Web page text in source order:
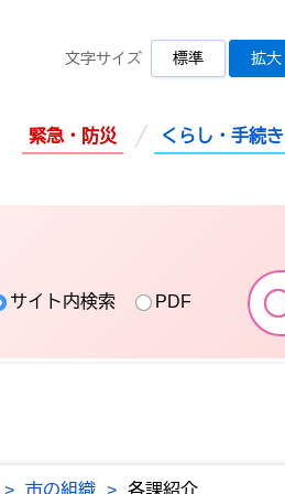
LINE
文字サイズ 標準 拡大
緊急・防災 くらし・手続き
サイト内検索 PDF
> 市の組織 > 各課紹介